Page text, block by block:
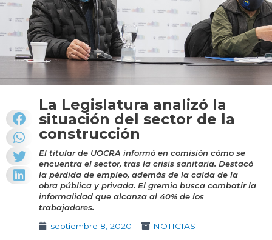
La Legislatura analizó la
situación del sector de la
construcción
El titular de UOCRA informó en comisión cómo se
encuentra el sector, tras la crisis sanitaria. Destacó
la pérdida de empleo, además de la caída de la
obra pública y privada. El gremio busca combatir la
informalidad que alcanza al 40% de los
trabajadores.
septiembre 8, 2020
NOTICIAS